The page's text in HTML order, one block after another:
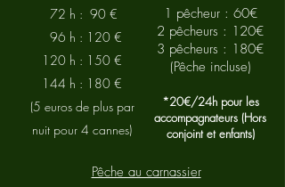
72 h : 90 €
96 h : 120 €
120 h : 150 €
144 h : 180 €
(5 euros de plus par
nuit pour 4 cannes)
1 pêcheur : 60€
2 pêcheurs : 120€
3 pêcheurs : 180€
(Pêche incluse)
*20€/24h pour les
accompagnateurs (Hors
conjoint et enfants)
Pêche au carnassier